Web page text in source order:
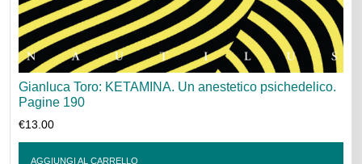
Gianluca Toro: KETAMINA. Un anestetico psichedelico.
Pagine 190
€13.00
AGGIUNGI AL CARRELLO